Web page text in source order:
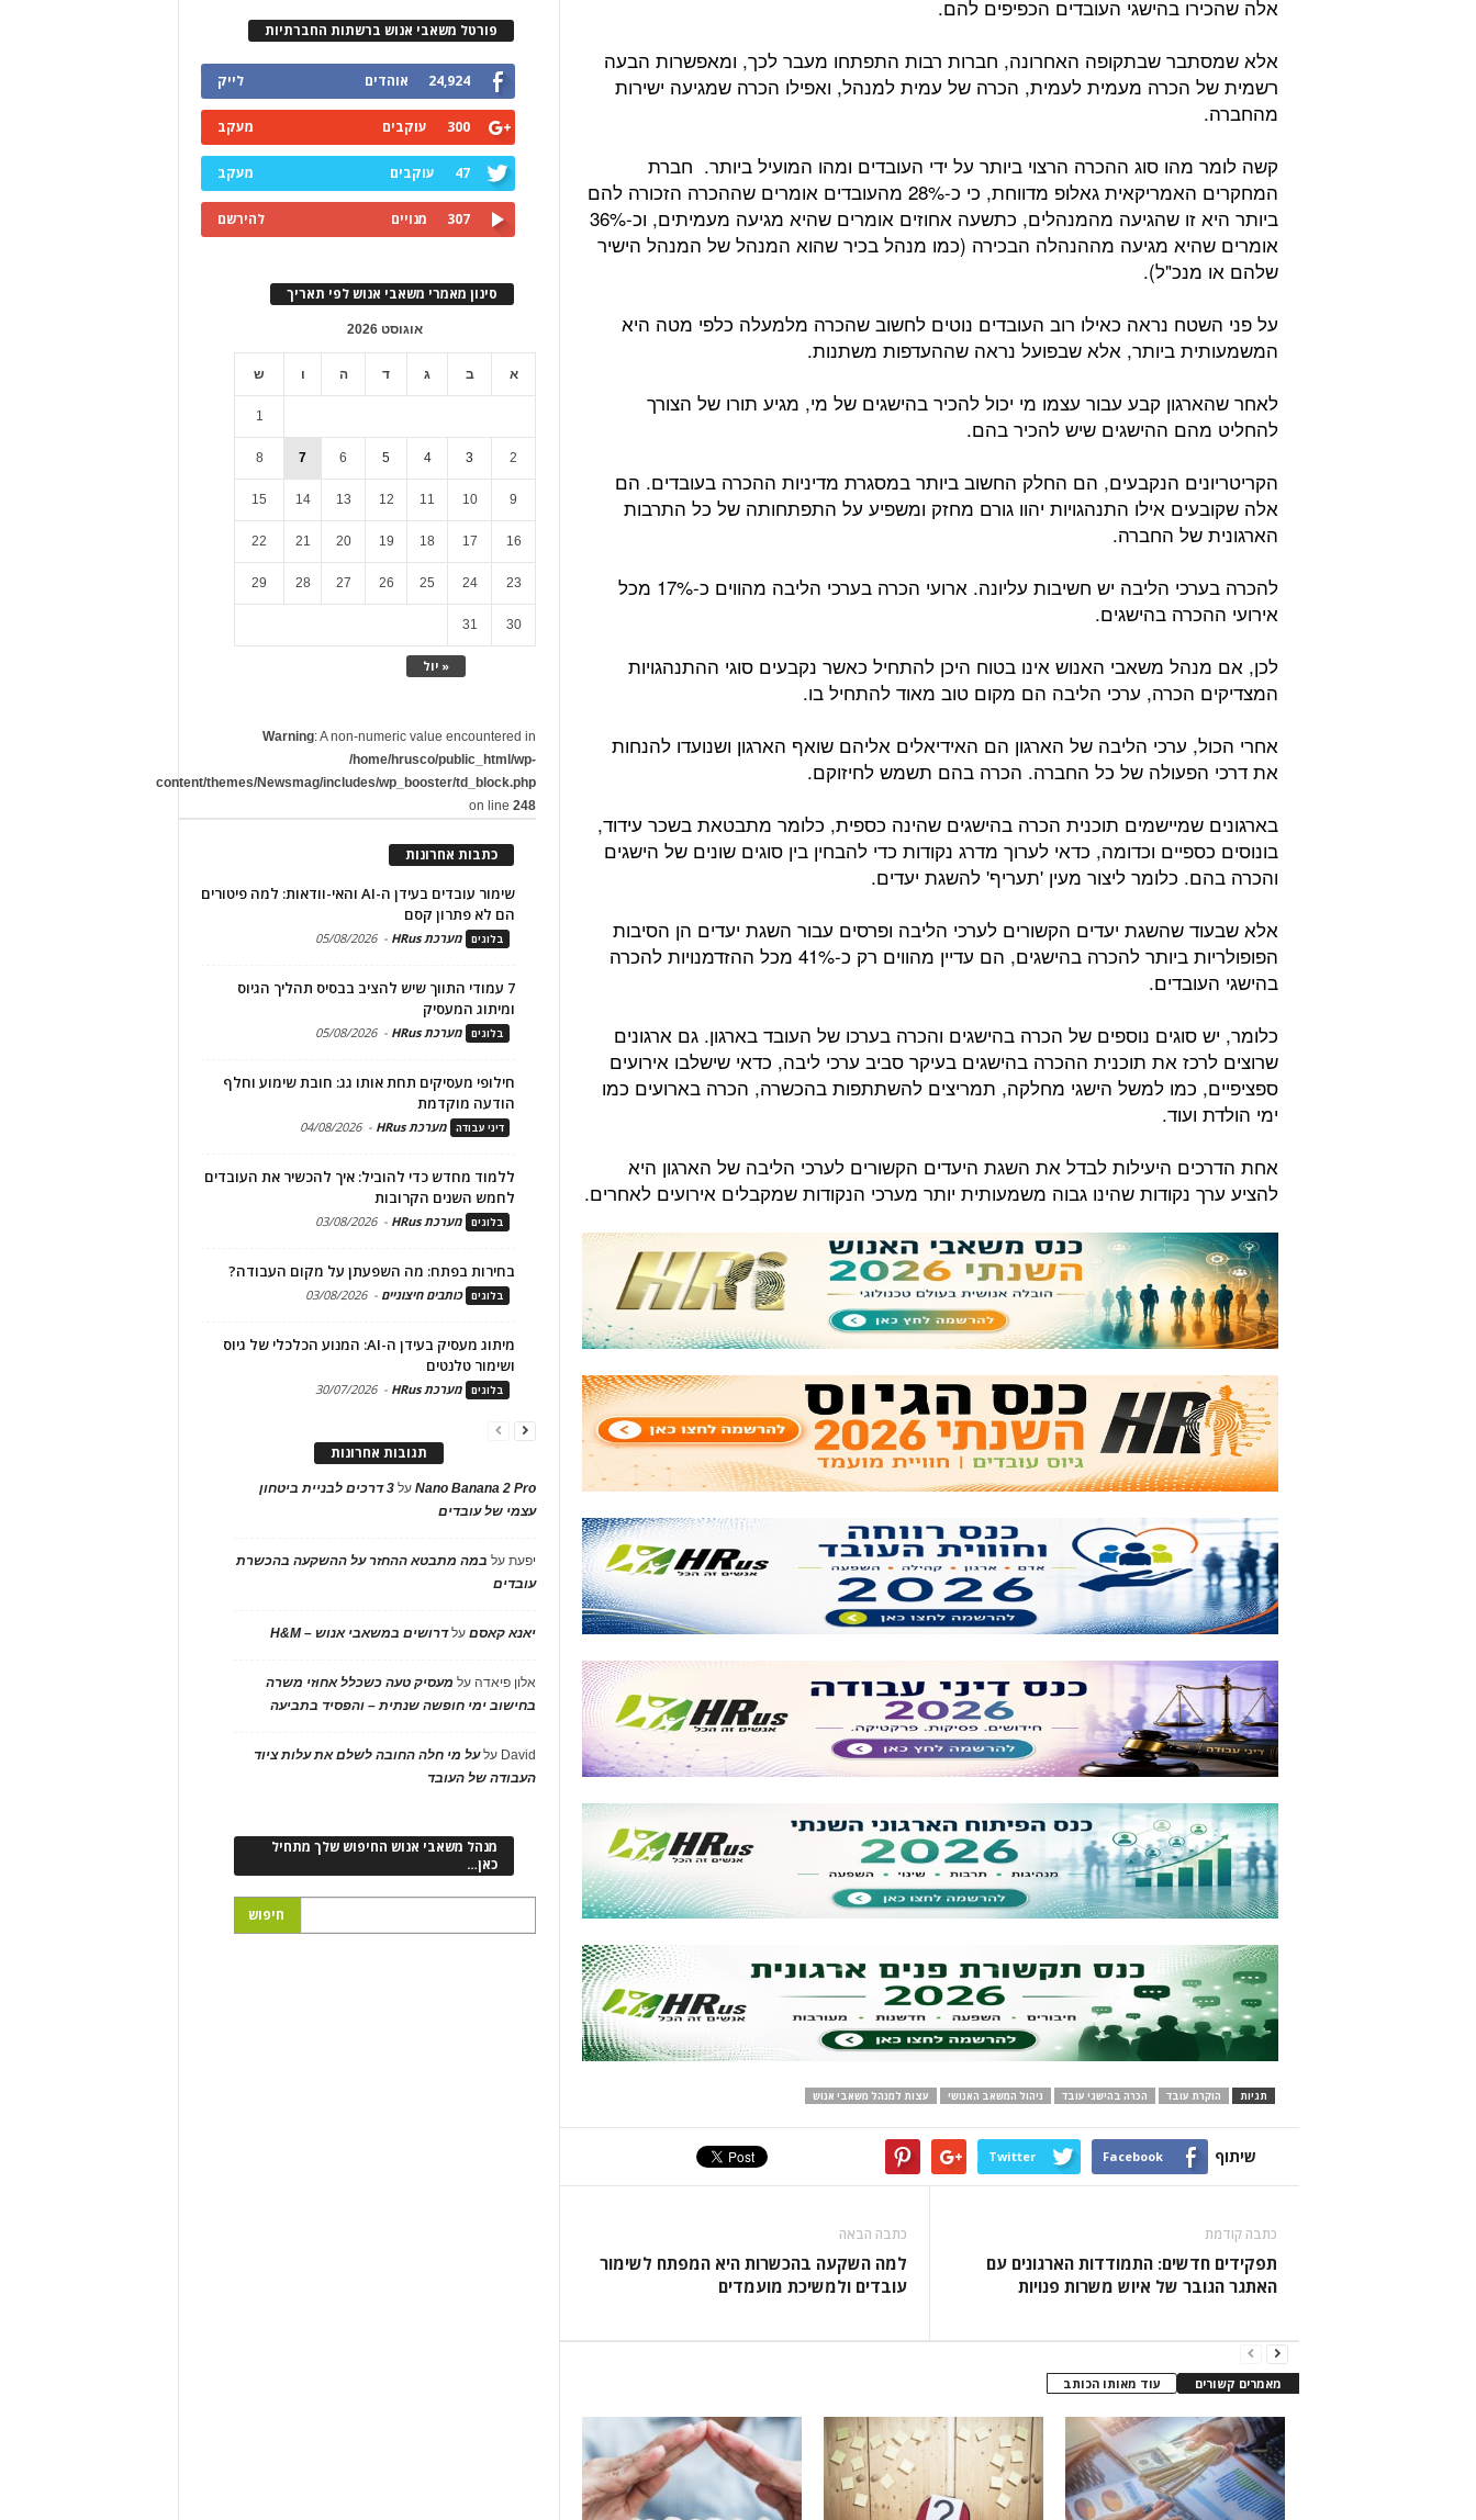
אלה שהכירו בהישגי העובדים הכפיפים להם.
אלא שמסתבר שבתקופה האחרונה, חברות רבות התפתחו מעבר לכך, ומאפשרות הבעה
רשמית של הכרה מעמית לעמית, הכרה של עמית למנהל, ואפילו הכרה שמגיעה ישירות
מהחברה.
קשה לומר מהו סוג ההכרה הרצוי ביותר על ידי העובדים ומהו המועיל ביותר. חברת
המחקרים האמריקאית גאלופ מדווחת, כי כ-28% מהעובדים אומרים שההכרה הזכורה להם
ביותר היא זו שהגיעה מהמנהלים, כתשעה אחוזים אומרים שהיא מגיעה מעמיתים, וכ-36%
אומרים שהיא מגיעה מההנהלה הבכירה (כמו מנהל בכיר שהוא המנהל של המנהל הישיר
שלהם או מנכ"ל).
על פני השטח נראה כאילו רוב העובדים נוטים לחשוב שהכרה מלמעלה כלפי מטה היא
המשמעותית ביותר, אלא שבפועל נראה שההעדפות משתנות.
לאחר שהארגון קבע עבור עצמו מי יכול להכיר בהישגים של מי, מגיע תורו של הצורך
להחליט מהם ההישגים שיש להכיר בהם.
הקריטריונים הנקבעים, הם החלק החשוב ביותר במסגרת מדיניות ההכרה בעובדים. הם
אלה שקובעים אילו התנהגויות יהוו גורם מחזק ומשפיע על התפתחותה של כל התרבות
הארגונית של החברה.
להכרה בערכי הליבה יש חשיבות עליונה. ארועי הכרה בערכי הליבה מהווים כ-17% מכל
אירועי ההכרה בהישגים.
לכן, אם מנהל משאבי האנוש אינו בטוח היכן להתחיל כאשר נקבעים סוגי ההתנהגויות
המצדיקים הכרה, ערכי הליבה הם מקום טוב מאוד להתחיל בו.
אחרי הכול, ערכי הליבה של הארגון הם האידיאלים אליהם שואף הארגון ושנועדו להנחות
את דרכי הפעולה של כל החברה. הכרה בהם תשמש לחיזוקם.
בארגונים שמיישמים תוכנית הכרה בהישגים שהינה כספית, כלומר מתבטאת בשכר עידוד,
בונוסים כספיים וכדומה, כדאי לערוך מדרג נקודות כדי להבחין בין סוגים שונים של הישגים
והכרה בהם. כלומר ליצור מעין 'תעריף' להשגת יעדים.
אלא שבעוד שהשגת יעדים הקשורים לערכי הליבה ופרסים עבור השגת יעדים הן הסיבות
הפופולריות ביותר להכרה בהישגים, הם עדיין מהווים רק כ-41% מכל ההזדמנויות להכרה
בהישגי העובדים.
כלומר, יש סוגים נוספים של הכרה בהישגים והכרה בערכו של העובד בארגון. גם ארגונים
שרוצים לרכז את תוכנית ההכרה בהישגים בעיקר סביב ערכי ליבה, כדאי שישלבו אירועים
ספציפיים, כמו למשל הישגי מחלקה, תמריצים להשתתפות בהכשרה, הכרה בארועים כמו
ימי הולדת ועוד.
אחת הדרכים היעילות לבדל את השגת היעדים הקשורים לערכי הליבה של הארגון היא
להציע ערך נקודות שהינו גבוה משמעותית יותר מערכי הנקודות שמקבלים אירועים לאחרים.
תגיות הוקרת עובד הכרה בהישגי עובד ניהול המשאב האנושי עצות למנהל משאבי אנוש
שיתוף Facebook
Twitter
כתבה קודמת
תפקידים חדשים: התמודדות הארגונים עם
האתגר הגובר של איוש משרות פנויות
כתבה הבאה
למה השקעה בהכשרות היא המפתח לשימור
עובדים ולמשיכת מועמדים
מאמרים קשורים עוד מאותו הכותב
פורטל משאבי אנוש ברשתות החברתיות
24,924 אוהדים לייק
300 עוקבים מעקב
47 עוקבים מעקב
307 מנויים להירשם
סינון מאמרי משאבי אנוש לפי תאריך
אוגוסט 2026
א ב ג ד ה ו ש
« יול
1
2
3
4
5
6
7
8
9
10
11
12
13
14
15
16
17
18
19
20
21
22
23
24
25
26
27
28
29
30
31
Warning: A non-numeric value encountered in
/home/hrusco/public_html/wp-
content/themes/Newsmag/includes/wp_booster/td_block.php
on line248
כתבות אחרונות
שימור עובדים בעידן ה-AI והאי-וודאות: למה פיטורים
הם לא פתרון קסם
בלוגים מערכת HRus -
05/08/2026
7 עמודי התווך שיש להציב בבסיס תהליך הגיוס
ומיתוג המעסיק
בלוגים מערכת HRus -
05/08/2026
חילופי מעסיקים תחת אותו גג: חובת שימוע וחלף
הודעה מוקדמת
דיני עבודה מערכת HRus -
04/08/2026
ללמוד מחדש כדי להוביל: איך להכשיר את העובדים
לחמש השנים הקרובות
בלוגים מערכת HRus -
03/08/2026
בחירות בפתח: מה השפעתן על מקום העבודה?
בלוגים כותבים חיצוניים -
03/08/2026
מיתוג מעסיק בעידן ה-AI: המנוע הכלכלי של גיוס
ושימור טלנטים
בלוגים מערכת HRus -
30/07/2026
תגובות אחרונות
Nano Banana 2 Proעל
3 דרכים לבניית ביטחון
עצמי של עובדים
יפעתעל במה מתבטא ההחזר על ההשקעה בהכשרת
עובדים
יאנא קאסםעלדרושים במשאבי אנוש – H&M
אלון פיאדה על מעסיק טעה כשכלל אחוזי משרה
בחישוב ימי חופשה שנתית – והפסיד בתביעה
David עלעל מי חלה החובה לשלם את עלות ציוד
העבודה של העובד
מנהל משאבי אנוש החיפוש שלך מתחיל
כאן…